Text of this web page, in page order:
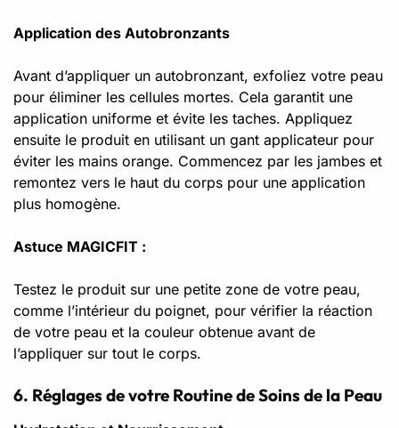
Application des Autobronzants
Avant d’appliquer un autobronzant, exfoliez votre peau
pour éliminer les cellules mortes. Cela garantit une
application uniforme et évite les taches. Appliquez
ensuite le produit en utilisant un gant applicateur pour
éviter les mains orange. Commencez par les jambes et
remontez vers le haut du corps pour une application
plus homogène.
Astuce MAGICFIT :
Testez le produit sur une petite zone de votre peau,
comme l’intérieur du poignet, pour vérifier la réaction
de votre peau et la couleur obtenue avant de
l’appliquer sur tout le corps.
6. Réglages de votre Routine de Soins de la Peau